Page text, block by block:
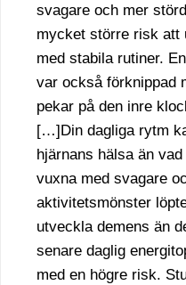
svagare och mer
mycket större risk att
med stabila rutiner.
var också förknippad
pekar på den inre
[…]Din dagliga rytm
hjärnans hälsa än
vuxna med svagare
aktivitetsmönster
utveckla demens än
senare daglig
med en högre risk.